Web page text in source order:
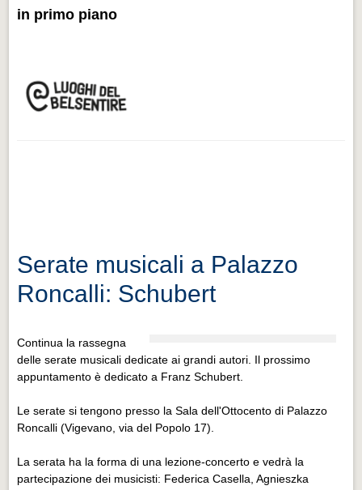
in primo piano
Serate musicali a Palazzo
Roncalli: Schubert
Continua la rassegna
delle serate musicali dedicate ai grandi autori. Il prossimo
appuntamento è dedicato a Franz Schubert.
Le serate si tengono presso la Sala dell'Ottocento di Palazzo
Roncalli (Vigevano, via del Popolo 17).
La serata ha la forma di una lezione-concerto e vedrà la
partecipazione dei musicisti: Federica Casella, Agnieszka